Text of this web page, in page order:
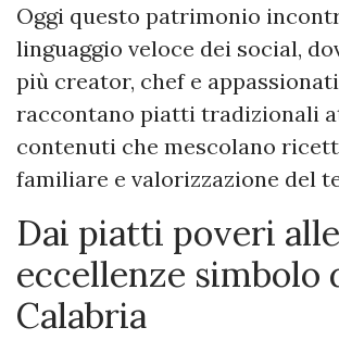
Oggi questo patrimonio
linguaggio veloce dei social,
più creator, chef e
raccontano piatti tradizionali
contenuti che mescolano
familiare e valorizzazione del
Dai piatti poveri alle
eccellenze simbolo
Calabria